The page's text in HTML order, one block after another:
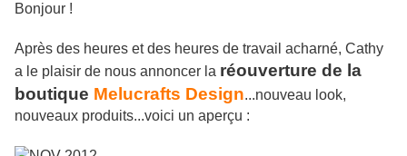
Bonjour !
Après des heures et des heures de travail acharné, Cathy
a le plaisir de nous annoncer la réouverture de la
boutique Melucrafts Design...nouveau look,
nouveaux produits...voici un aperçu :